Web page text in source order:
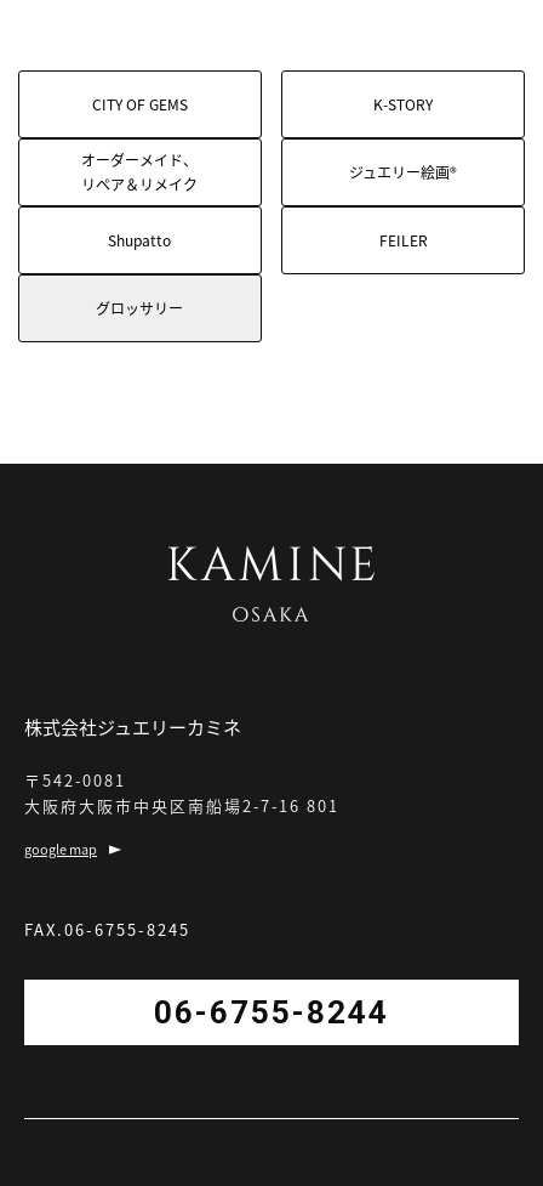
CITY OF GEMS K-STORY
オーダーメイド、
リペア＆リメイク
ジュエリー絵画®
Shupatto FEILER
グロッサリー
株式会社ジュエリーカミネ
〒542-0081
大阪府大阪市中央区南船場2-7-16 801
google map
FAX.06-6755-8245
06-6755-8244